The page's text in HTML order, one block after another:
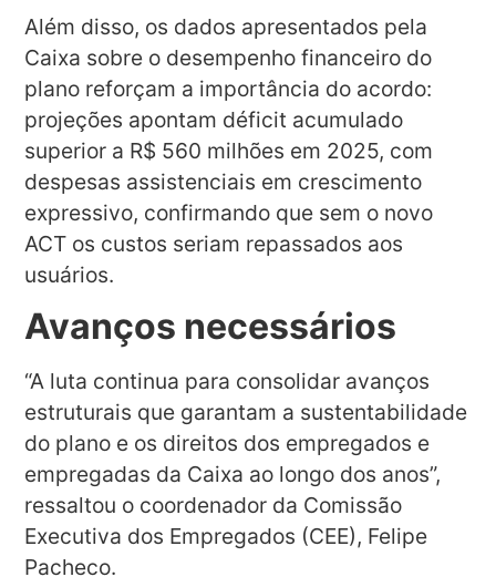
Além disso, os dados apresentados pela
Caixa sobre o desempenho financeiro do
plano reforçam a importância do acordo:
projeções apontam déficit acumulado
superior a R$ 560 milhões em 2025, com
despesas assistenciais em crescimento
expressivo, confirmando que sem o novo
ACT os custos seriam repassados aos
usuários.
Avanços necessários
“A luta continua para consolidar avanços
estruturais que garantam a sustentabilidade
do plano e os direitos dos empregados e
empregadas da Caixa ao longo dos anos”,
ressaltou o coordenador da Comissão
Executiva dos Empregados (CEE), Felipe
Pacheco.